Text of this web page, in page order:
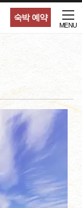
숙박 예약
MENU